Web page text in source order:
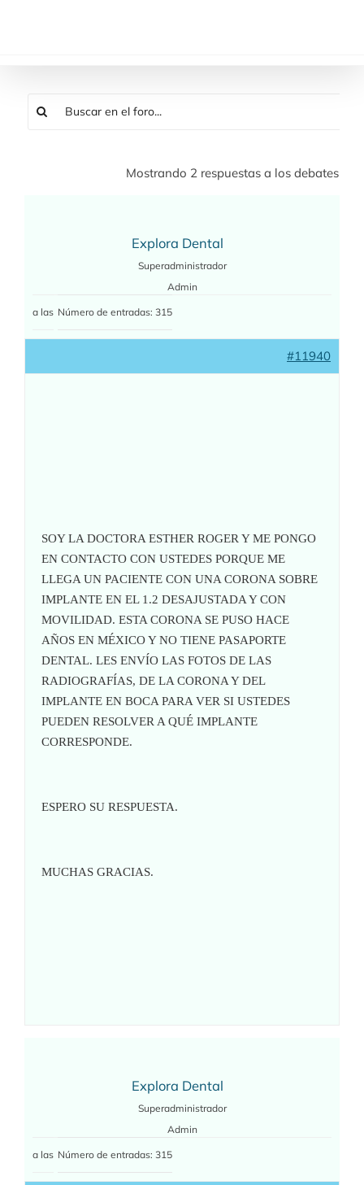
Mostrando 2 respuestas a los debates
Explora Dental
Superadministrador
Admin
a las Número de entradas: 315
#11940
SOY LA DOCTORA ESTHER ROGER Y ME PONGO
EN CONTACTO CON USTEDES PORQUE ME
LLEGA UN PACIENTE CON UNA CORONA SOBRE
IMPLANTE EN EL 1.2 DESAJUSTADA Y CON
MOVILIDAD. ESTA CORONA SE PUSO HACE
AÑOS EN MÉXICO Y NO TIENE PASAPORTE
DENTAL. LES ENVÍO LAS FOTOS DE LAS
RADIOGRAFÍAS, DE LA CORONA Y DEL
IMPLANTE EN BOCA PARA VER SI USTEDES
PUEDEN RESOLVER A QUÉ IMPLANTE
CORRESPONDE.
ESPERO SU RESPUESTA.
MUCHAS GRACIAS.
Explora Dental
Superadministrador
Admin
a las Número de entradas: 315